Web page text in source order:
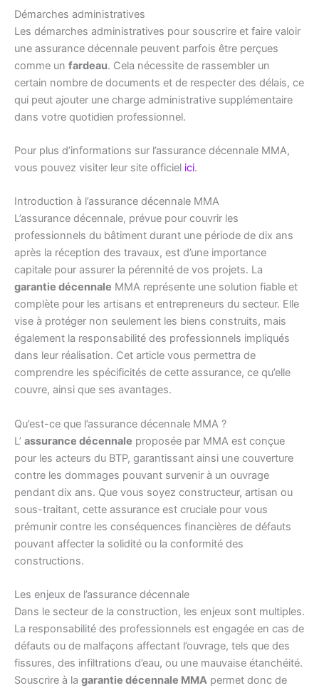
Démarches administratives
Les démarches administratives pour souscrire et faire valoir
une assurance décennale peuvent parfois être perçues
comme un fardeau. Cela nécessite de rassembler un
certain nombre de documents et de respecter des délais, ce
qui peut ajouter une charge administrative supplémentaire
dans votre quotidien professionnel.
Pour plus d’informations sur l’assurance décennale MMA,
vous pouvez visiter leur site officiel ici.
Introduction à l’assurance décennale MMA
L’assurance décennale, prévue pour couvrir les
professionnels du bâtiment durant une période de dix ans
après la réception des travaux, est d’une importance
capitale pour assurer la pérennité de vos projets. La
garantie décennale MMA représente une solution fiable et
complète pour les artisans et entrepreneurs du secteur. Elle
vise à protéger non seulement les biens construits, mais
également la responsabilité des professionnels impliqués
dans leur réalisation. Cet article vous permettra de
comprendre les spécificités de cette assurance, ce qu’elle
couvre, ainsi que ses avantages.
Qu’est-ce que l’assurance décennale MMA ?
L’ assurance décennale proposée par MMA est conçue
pour les acteurs du BTP, garantissant ainsi une couverture
contre les dommages pouvant survenir à un ouvrage
pendant dix ans. Que vous soyez constructeur, artisan ou
sous-traitant, cette assurance est cruciale pour vous
prémunir contre les conséquences financières de défauts
pouvant affecter la solidité ou la conformité des
constructions.
Les enjeux de l’assurance décennale
Dans le secteur de la construction, les enjeux sont multiples.
La responsabilité des professionnels est engagée en cas de
défauts ou de malfaçons affectant l’ouvrage, tels que des
fissures, des infiltrations d’eau, ou une mauvaise étanchéité.
Souscrire à la garantie décennale MMA permet donc de